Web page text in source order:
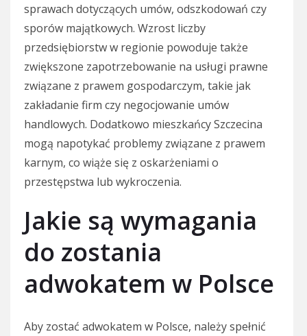
sprawach dotyczących umów, odszkodowań czy
sporów majątkowych. Wzrost liczby
przedsiębiorstw w regionie powoduje także
zwiększone zapotrzebowanie na usługi prawne
związane z prawem gospodarczym, takie jak
zakładanie firm czy negocjowanie umów
handlowych. Dodatkowo mieszkańcy Szczecina
mogą napotykać problemy związane z prawem
karnym, co wiąże się z oskarżeniami o
przestępstwa lub wykroczenia.
Jakie są wymagania
do zostania
adwokatem w Polsce
Aby zostać adwokatem w Polsce, należy spełnić